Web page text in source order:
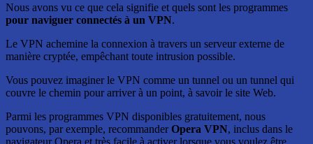
Nous avons vu ce que cela signifie et quels sont les programmes
pour naviguer connectés à un VPN.
Le VPN achemine la connexion à travers un serveur externe de
manière cryptée, empêchant toute intrusion possible.
Vous pouvez imaginer le VPN comme un tunnel ou un tunnel qui
couvre le chemin pour arriver à un point, à savoir le site Web.
Parmi les programmes VPN disponibles gratuitement, nous
pouvons, par exemple, recommanderOpera VPN, inclus dans le
navigateur Opera et très facile à activer lorsque vous voulez être